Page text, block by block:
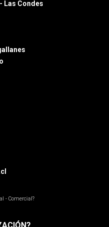
Las Condes
- Comercial?